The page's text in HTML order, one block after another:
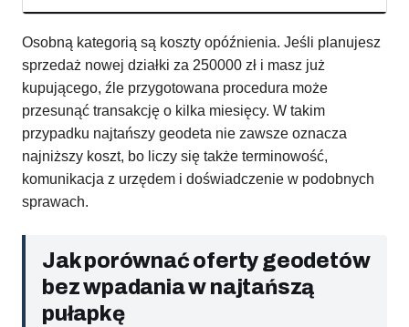
Osobną kategorią są koszty opóźnienia. Jeśli planujesz
sprzedaż nowej działki za 250000 zł i masz już
kupującego, źle przygotowana procedura może
przesunąć transakcję o kilka miesięcy. W takim
przypadku najtańszy geodeta nie zawsze oznacza
najniższy koszt, bo liczy się także terminowość,
komunikacja z urzędem i doświadczenie w podobnych
sprawach.
Jak porównać oferty geodetów
bez wpadania w najtańszą
pułapkę